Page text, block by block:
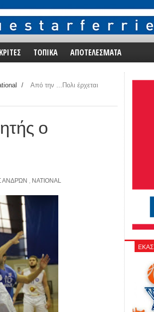
ΤΟΠΙΚΑ ΑΠΟΤΕΛΕΣΜΑΤΑ
/
Από την ...Πολι έρχεται
ο
ΑΝΔΡΏΝ , NATIONAL